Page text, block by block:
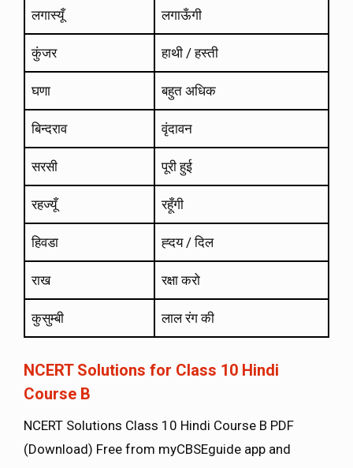
लगास्यूँ लगाऊँगी
कुंजर हाथी / हस्ती
घणा बहुत अधिक
बिन्दराव वृंदावन
सरसी पूरी हुई
रहज्यूँ रहूँगी
हिवडा ह्दय / दिल
राख रक्षा करो
कुसुम्बी लाल रंग की
NCERT Solutions for Class 10 Hindi
Course B
NCERT Solutions Class 10 Hindi Course B PDF
(Download) Free from myCBSEguide app and